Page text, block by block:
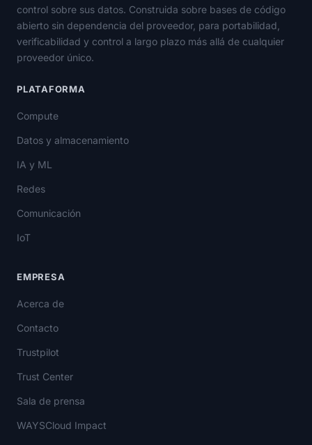
control sobre sus datos. Construida sobre bases de código
abierto sin dependencia del proveedor, para portabilidad,
verificabilidad y control a largo plazo más allá de cualquier
proveedor único.
PLATAFORMA
Compute
Datos y almacenamiento
IA y ML
Redes
Comunicación
IoT
EMPRESA
Acerca de
Contacto
Trustpilot
Trust Center
Sala de prensa
WAYSCloud Impact